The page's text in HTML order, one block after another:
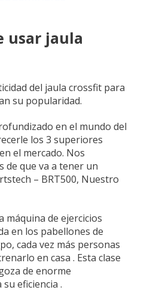
usar jaula
del jaula crossfit para
su popularidad.
en el mundo del
los 3 superiores
el mercado. Nos
de que va a tener un
– BRT500, Nuestro
máquina de ejercicios
en los pabellones de
cada vez más personas
en casa . Esta clase
de enorme
eficiencia .